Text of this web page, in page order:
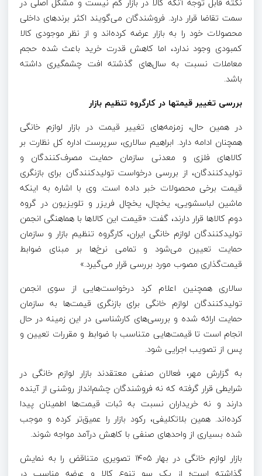
سمت تقاضا قرار دارد. فروشندگان می‌گویند اکثر برندهای داخلی
محصولات خود را به بازار عرضه کرده‌اند و از نظر موجودی کالا
کمبودی وجود ندارد، اما کاهش قدرت خرید باعث شده حجم
معاملات نسبت به سال‌های گذشته افت چشمگیری داشته
باشد.
بررسی تغییر قیمتها در کارگروه تنظیم بازار
در همین حال، زمزمه‌های تغییر قیمت در بازار لوازم خانگی
همچنان ادامه دارد. ابراهیم سالاری، سرپرست اداره کل نظارت بر
کالاهای فلزی و معدنی سازمان حمایت مصرف‌کنندگان و
تولیدکنندگان، از بررسی درخواست تولیدکنندگان برای بازنگری
قیمت برخی محصولات خبر داده است. وی با اشاره به اینکه
ماشین لباسشویی، یخچال، یخچال فریزر و تلویزیون در گروه
دوم کالاها قرار دارند، گفت: «قیمت این کالاها با هماهنگی انجمن
تولیدکنندگان لوازم خانگی ایران، کارگروه تنظیم بازار و سازمان
حمایت تعیین می‌شود و تمامی نرخ‌ها بر مبنای ضوابط
قیمت‌گذاری مصوب مورد بررسی قرار می‌گیرد.»
سالاری همچنین اعلام کرد درخواست‌هایی از سوی انجمن
تولیدکنندگان لوازم خانگی برای بازنگری قیمت‌ها به سازمان
حمایت ارائه شده و بررسی‌های کارشناسی در این زمینه در حال
انجام است تا قیمت‌هایی متناسب با ضوابط و مقررات تعیین و
پس از تصویب اجرایی شود.
به گزارش مهر، فعالان صنفی معتقدند بازار لوازم خانگی در
شرایطی قرار گرفته که نه فروشندگان چشم‌انداز روشنی از آینده
دارند و نه خریداران نسبت به ثبات قیمت‌ها اطمینان پیدا
کرده‌اند. همین بلاتکلیفی، رکود بازار را عمیق‌تر کرده و موجب
شده بسیاری از واحدهای صنفی با کاهش درآمد مواجه شوند.
بازار لوازم خانگی در بهار ۱۴۰۵ تصویری متناقض را به نمایش